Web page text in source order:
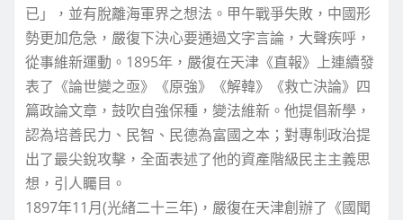
已」，並有脫離海軍界之想法。甲午戰爭失敗，中國形
勢更加危急，嚴復下決心要通過文字言論，大聲疾呼，
從事維新運動。1895年，嚴復在天津《直報》上連續發
表了《論世變之亟》《原強》《解韓》《救亡決論》四
篇政論文章，鼓吹自強保種，變法維新。他提倡新學，
認為培善民力、民智、民德為富國之本；對專制政治提
出了最尖銳攻擊，全面表述了他的資產階級民主主義思
想，引人矚目。
1897年11月(光緒二十三年)，嚴復在天津創辦了《國聞